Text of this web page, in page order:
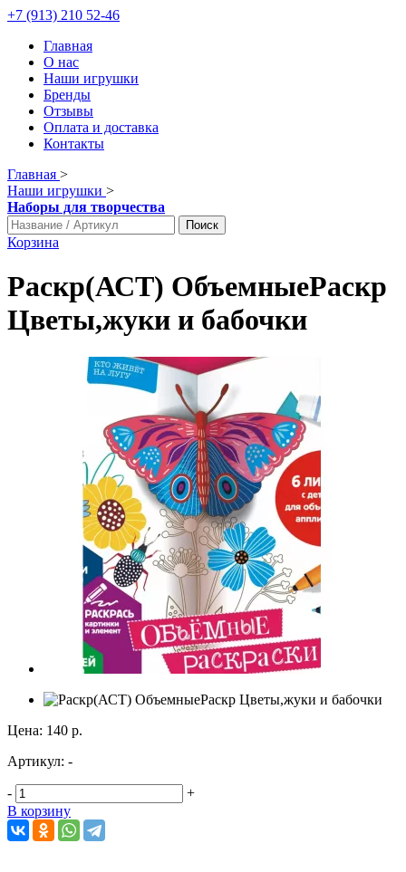
+7 (913) 210 52-46
Главная
О нас
Наши игрушки
Бренды
Отзывы
Оплата и доставка
Контакты
Главная >
Наши игрушки >
Наборы для творчества
Поиск
Корзина
Раскр(АСТ) ОбъемныеРаскр
Цветы,жуки и бабочки
Цена: 140 р.
Артикул: -
-
+
В корзину